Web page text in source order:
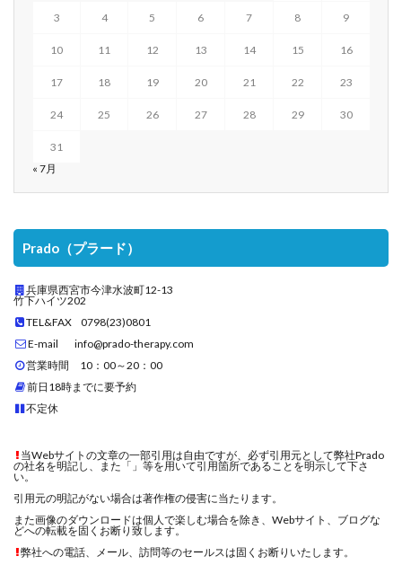
3 4 5 6 7 8 9
10 11 12 13 14 15 16
17 18 19 20 21 22 23
24 25 26 27 28 29 30
31
« 7月
Prado（プラード）
兵庫県西宮市今津水波町12-13
竹下ハイツ202
TEL&FAX 0798(23)0801
E-mail info@prado-therapy.com
営業時間 10：00～20：00
前日18時までに要予約
不定休
当Webサイトの文章の一部引用は自由ですが、必ず引用元として弊社Prado
の社名を明記し、また「」等を用いて引用箇所であることを明示して下さ
い。
引用元の明記がない場合は著作権の侵害に当たります。
また画像のダウンロードは個人で楽しむ場合を除き、Webサイト、ブログな
どへの転載を固くお断り致します。
弊社への電話、メール、訪問等のセールスは固くお断りいたします。